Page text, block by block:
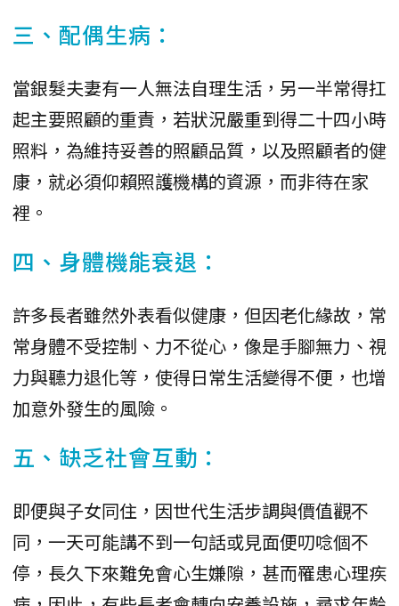
三、配偶生病：
當銀髮夫妻有一人無法自理生活，另一半常得扛
起主要照顧的重責，若狀況嚴重到得二十四小時
照料，為維持妥善的照顧品質，以及照顧者的健
康，就必須仰賴照護機構的資源，而非待在家
裡。
四、身體機能衰退：
許多長者雖然外表看似健康，但因老化緣故，常
常身體不受控制、力不從心，像是手腳無力、視
力與聽力退化等，使得日常生活變得不便，也增
加意外發生的風險。
五、缺乏社會互動：
即便與子女同住，因世代生活步調與價值觀不
同，一天可能講不到一句話或見面便叨唸個不
停，長久下來難免會心生嫌隙，甚而罹患心理疾